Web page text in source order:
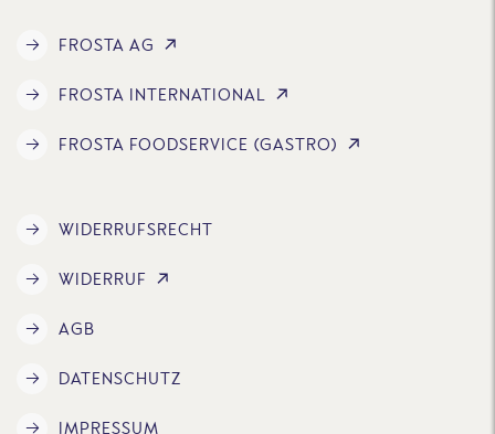
FROSTA AG
FROSTA INTERNATIONAL
FROSTA FOODSERVICE (GASTRO)
WIDERRUFSRECHT
WIDERRUF
AGB
DATENSCHUTZ
IMPRESSUM